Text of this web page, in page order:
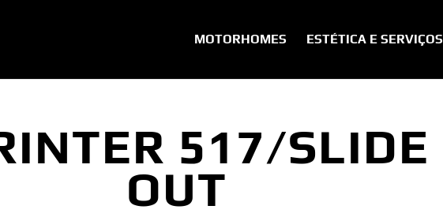
MOTORHOMES ESTÉTICA E SERVIÇOS
517/SLIDE
OUT